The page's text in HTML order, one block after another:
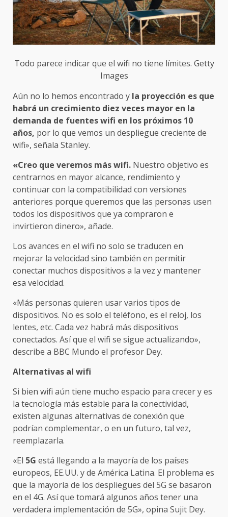
Todo parece indicar que el wifi no tiene límites. Getty
Images
Aún no lo hemos encontrado y la proyección es que
habrá un crecimiento diez veces mayor en la
demanda de fuentes wifi en los próximos 10
años, por lo que vemos un despliegue creciente de
wifi», señala Stanley.
«Creo que veremos más wifi. Nuestro objetivo es
centrarnos en mayor alcance, rendimiento y
continuar con la compatibilidad con versiones
anteriores porque queremos que las personas usen
todos los dispositivos que ya compraron e
invirtieron dinero», añade.
Los avances en el wifi no solo se traducen en
mejorar la velocidad sino también en permitir
conectar muchos dispositivos a la vez y mantener
esa velocidad.
«Más personas quieren usar varios tipos de
dispositivos. No es solo el teléfono, es el reloj, los
lentes, etc. Cada vez habrá más dispositivos
conectados. Así que el wifi se sigue actualizando»,
describe a BBC Mundo el profesor Dey.
Alternativas al wifi
Si bien wifi aún tiene mucho espacio para crecer y es
la tecnología más estable para la conectividad,
existen algunas alternativas de conexión que
podrían complementar, o en un futuro, tal vez,
reemplazarla.
«El 5G está llegando a la mayoría de los países
europeos, EE.UU. y de América Latina. El problema es
que la mayoría de los despliegues del 5G se basaron
en el 4G. Así que tomará algunos años tener una
verdadera implementación de 5G», opina Sujit Dey.